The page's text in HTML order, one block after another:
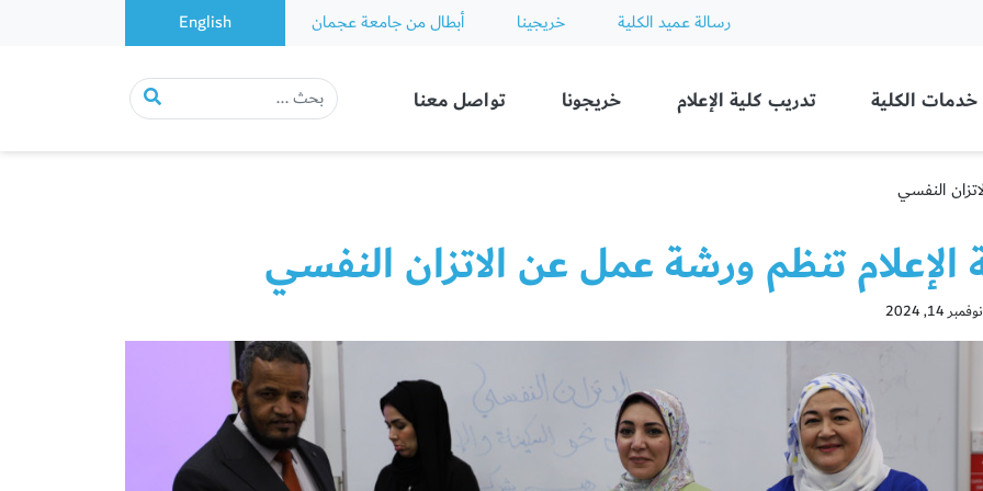
رسالة عميد الكلية خريجينا أبطال من جامعة عجمان English
خدمات الكلية تدريب كلية الإعلام خريجونا تواصل معنا
النفسي
الإعلام تنظم ورشة عمل عن الاتزان النفسي
14, 2024